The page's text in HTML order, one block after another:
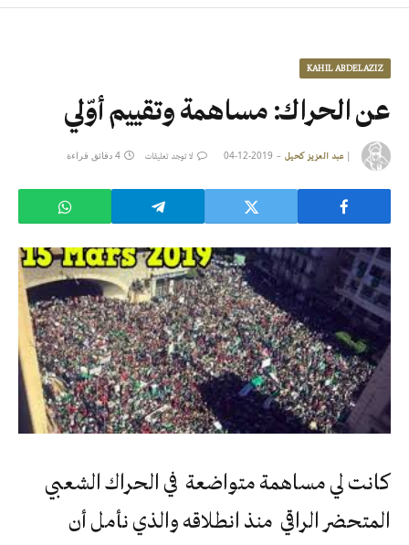
KAHIL ABDELAZIZ
عن الحراك: مساهمة وتقييم أوّلي
| عبد العزيز كحيل 2019-12-04 لا توجد تعليقات 4 دقائق قراءة
كانت لي مساهمة متواضعة في الحراك الشعبي
المتحضر الراقي منذ انطلاقه والذي نأمل أن